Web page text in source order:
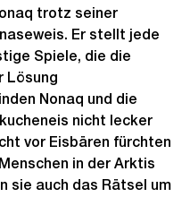
trotz seiner
Er stellt jede
Spiele, die die
Lösung
Nonaq und die
nicht lecker
vor Eisbären fürchten
in der Arktis
sie auch das Rätsel um